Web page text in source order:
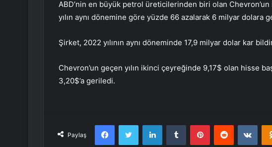
ABD’nin en büyük petrol üreticilerinden biri olan
yılın aynı dönemine göre yüzde 66 azalarak 6 milyar dolara
Şirket, 2022 yılının aynı döneminde 17,9 milyar dolar kar
Chevron’un geçen yılın ikinci çeyreğinde 9,17$ olan hisse
3,20$’a geriledi.
Paylaş
FacebookTwitter LinkedInTumblr PinterestReddit